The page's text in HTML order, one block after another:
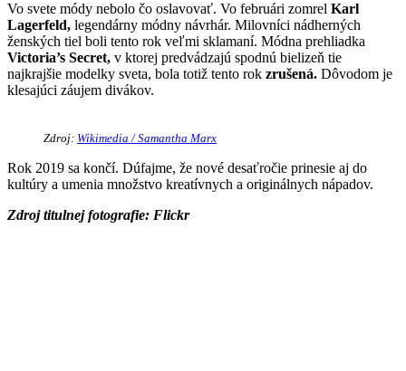
Vo svete módy nebolo čo oslavovať. Vo februári zomrel Karl
Lagerfeld, legendárny módny návrhár. Milovníci nádherných
ženských tiel boli tento rok veľmi sklamaní. Módna prehliadka
Victoria’s Secret, v ktorej predvádzajú spodnú bielizeň tie
najkrajšie modelky sveta, bola totiž tento rok zrušená. Dôvodom je
klesajúci záujem divákov.
Zdroj: Wikimedia / Samantha Marx
Rok 2019 sa končí. Dúfajme, že nové desaťročie prinesie aj do
kultúry a umenia množstvo kreatívnych a originálnych nápadov.
Zdroj titulnej fotografie: Flickr